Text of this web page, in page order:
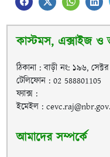
কাস্টমস, এক্সাইজ ও
ঠিকানা : বাড়ী নং: ১৯৬,
টেলিফোন : 02 588801105
ফ্যাক্স :
ইমেইল :
আমাদের সম্পর্কে